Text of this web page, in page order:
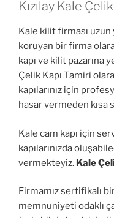
Kızılay Kale
Kale kilit firması uzun
koruyan bir firma
kapı ve kilit pazarına
Çelik Kapı Tamiri
kapılarınız için
hasar vermeden
Kale cam kapı için
kapılarınızda
vermekteyiz. Kale
Firmamız sertifikalı
memnuniyeti odaklı